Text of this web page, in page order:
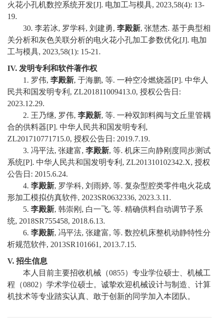
火花小孔机数控系统开发[J]. 电加工与模具, 2023,58(4): 13-
19.
30. 李若冰, 罗学科, 刘建勇, 李殿新, 张慧杰. 基于典型相
关分析和灰色关联分析的电火花小孔加工参数优化[J]. 电加
工与模具, 2023,58(1): 15-21.
IV. 发明专利和软件著作权
1. 罗伟, 李殿新, 于海鹏, 等. 一种空冷燃烧器[P]. 中华人
民共和国发明专利, ZL201811009413.0, 授权公告日:
2023.12.29.
2. 王乃继, 罗伟, 李殿新, 等. 一种双卸料阀与文丘里管耦
合的供料器[P]. 中华人民共和国发明专利,
ZL201710771715.0, 授权公告日: 2019.7.19.
3. 冯平法, 张建富, 李殿新, 等. 机床三向静刚度同步测试
系统[P]. 中华人民共和国发明专利, ZL201310102342.X, 授权
公告日: 2015.6.24.
4. 李殿新, 罗学科, 刘雨婷, 等. 复杂型腔类零件电火花成
形加工模拟仿真软件, 2023SR0632336, 2023.3.11.
5. 李殿新, 韩崇刚, 白一飞, 等. 精确供料自动调节子系
统, 2018SR755458, 2018.6.13.
6. 李殿新, 冯平法, 张建富, 等. 数控机床整机动静特性分
析规范软件, 2013SR101661, 2013.7.15.
V. 招生信息
本人目前主要招收机械（0855）专业学位硕士、机械工
程（0802）学术学位硕士。诚挚欢迎机械设计与制造、计算
机技术等专业踏实认真、敢于创新的同学加入本团队。